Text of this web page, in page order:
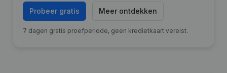
Probeer gratis Meer ontdekken
7 dagen gratis proefperiode, geen kredietkaart vereist.